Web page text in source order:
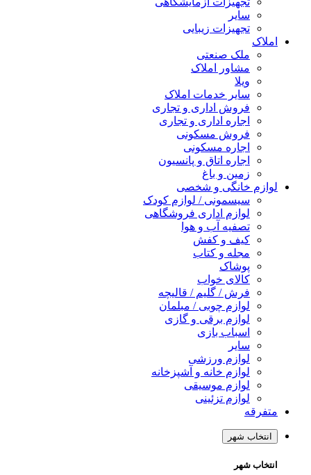
سایر
تجهیزات زیبایی
املاک
ملک صنعتی
مشاور املاک
ویلا
سایر خدمات املاک
فروش اداری و تجاری
اجاره اداری و تجاری
فروش مسکونی
اجاره مسکونی
اجاره اتاق و پانسیون
زمین و باغ
لوازم خانگی و شخصی
سیسمونی / لوازم کودک
لوازم اداری فروشگاهی
تصفیه آب و هوا
کیف و کفش
مجله و کتاب
پوشاک
کالای خواب
فرش / گلیم / قالیچه
لوازم چوبی / مبلمان
لوازم برقی و گازی
اسباب بازی
سایر
لوازم ورزشی
لوازم خانه و آشپزخانه
لوازم موسیقی
لوازم تزئینی
متفرقه
انتخاب شهر
انتخاب شهر